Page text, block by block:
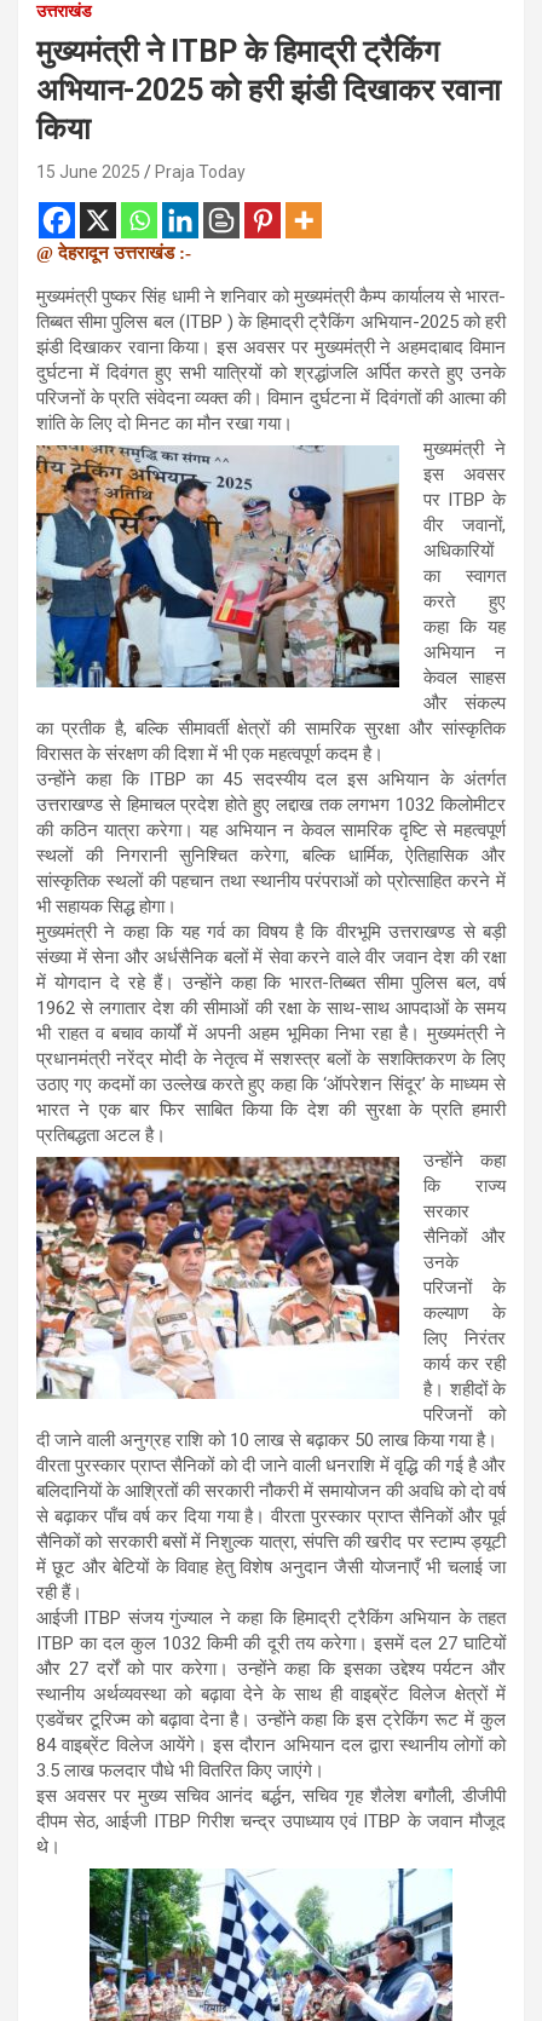
उत्तराखंड
मुख्यमंत्री ने ITBP के हिमाद्री ट्रैकिंग
अभियान-2025 को हरी झंडी दिखाकर रवाना
किया
15 June 2025 Praja Today
@ देहरादून उत्तराखंड :-
मुख्यमंत्री पुष्कर सिंह धामी ने शनिवार को मुख्यमंत्री कैम्प कार्यालय से भारत-
तिब्बत सीमा पुलिस बल (ITBP ) के हिमाद्री ट्रैकिंग अभियान-2025 को हरी
झंडी दिखाकर रवाना किया। इस अवसर पर मुख्यमंत्री ने अहमदाबाद विमान
दुर्घटना में दिवंगत हुए सभी यात्रियों को श्रद्धांजलि अर्पित करते हुए उनके
परिजनों के प्रति संवेदना व्यक्त की। विमान दुर्घटना में दिवंगतों की आत्मा की
शांति के लिए दो मिनट का मौन रखा गया।
मुख्यमंत्री ने
इस अवसर
पर ITBP के
वीर जवानों,
अधिकारियों
का स्वागत
करते हुए
कहा कि यह
अभियान न
केवल साहस
और संकल्प
का प्रतीक है, बल्कि सीमावर्ती क्षेत्रों की सामरिक सुरक्षा और सांस्कृतिक
विरासत के संरक्षण की दिशा में भी एक महत्वपूर्ण कदम है।
उन्होंने कहा कि ITBP का 45 सदस्यीय दल इस अभियान के अंतर्गत
उत्तराखण्ड से हिमाचल प्रदेश होते हुए लद्दाख तक लगभग 1032 किलोमीटर
की कठिन यात्रा करेगा। यह अभियान न केवल सामरिक दृष्टि से महत्वपूर्ण
स्थलों की निगरानी सुनिश्चित करेगा, बल्कि धार्मिक, ऐतिहासिक और
सांस्कृतिक स्थलों की पहचान तथा स्थानीय परंपराओं को प्रोत्साहित करने में
भी सहायक सिद्ध होगा।
मुख्यमंत्री ने कहा कि यह गर्व का विषय है कि वीरभूमि उत्तराखण्ड से बड़ी
संख्या में सेना और अर्धसैनिक बलों में सेवा करने वाले वीर जवान देश की रक्षा
में योगदान दे रहे हैं। उन्होंने कहा कि भारत-तिब्बत सीमा पुलिस बल, वर्ष
1962 से लगातार देश की सीमाओं की रक्षा के साथ-साथ आपदाओं के समय
भी राहत व बचाव कार्यों में अपनी अहम भूमिका निभा रहा है। मुख्यमंत्री ने
प्रधानमंत्री नरेंद्र मोदी के नेतृत्व में सशस्त्र बलों के सशक्तिकरण के लिए
उठाए गए कदमों का उल्लेख करते हुए कहा कि ‘ऑपरेशन सिंदूर’ के माध्यम से
भारत ने एक बार फिर साबित किया कि देश की सुरक्षा के प्रति हमारी
प्रतिबद्धता अटल है।
उन्होंने कहा
कि राज्य
सरकार
सैनिकों और
उनके
परिजनों के
कल्याण के
लिए निरंतर
कार्य कर रही
है। शहीदों के
परिजनों को
दी जाने वाली अनुग्रह राशि को 10 लाख से बढ़ाकर 50 लाख किया गया है।
वीरता पुरस्कार प्राप्त सैनिकों को दी जाने वाली धनराशि में वृद्धि की गई है और
बलिदानियों के आश्रितों की सरकारी नौकरी में समायोजन की अवधि को दो वर्ष
से बढ़ाकर पाँच वर्ष कर दिया गया है। वीरता पुरस्कार प्राप्त सैनिकों और पूर्व
सैनिकों को सरकारी बसों में निशुल्क यात्रा, संपत्ति की खरीद पर स्टाम्प ड्यूटी
में छूट और बेटियों के विवाह हेतु विशेष अनुदान जैसी योजनाएँ भी चलाई जा
रही हैं।
आईजी ITBP संजय गुंज्याल ने कहा कि हिमाद्री ट्रैकिंग अभियान के तहत
ITBP का दल कुल 1032 किमी की दूरी तय करेगा। इसमें दल 27 घाटियों
और 27 दर्रों को पार करेगा। उन्होंने कहा कि इसका उद्देश्य पर्यटन और
स्थानीय अर्थव्यवस्था को बढ़ावा देने के साथ ही वाइब्रेंट विलेज क्षेत्रों में
एडवेंचर टूरिज्म को बढ़ावा देना है। उन्होंने कहा कि इस ट्रेकिंग रूट में कुल
84 वाइब्रेंट विलेज आयेंगे। इस दौरान अभियान दल द्वारा स्थानीय लोगों को
3.5 लाख फलदार पौधे भी वितरित किए जाएंगे।
इस अवसर पर मुख्य सचिव आनंद बर्द्धन, सचिव गृह शैलेश बगौली, डीजीपी
दीपम सेठ, आईजी ITBP गिरीश चन्द्र उपाध्याय एवं ITBP के जवान मौजूद
थे।